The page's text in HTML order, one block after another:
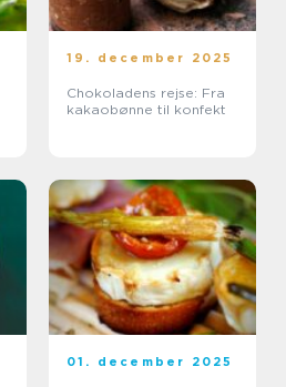
19. december 2025
Chokoladens rejse: Fra
kakaobønne til konfekt
01. december 2025